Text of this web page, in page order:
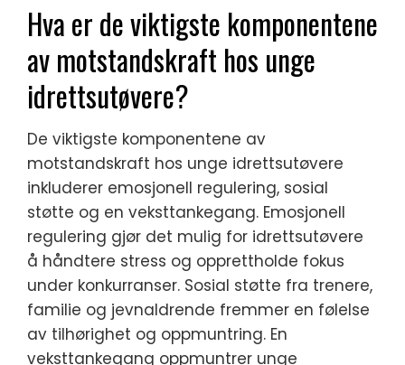
Hva er de viktigste komponentene
av motstandskraft hos unge
idrettsutøvere?
De viktigste komponentene av
motstandskraft hos unge idrettsutøvere
inkluderer emosjonell regulering, sosial
støtte og en veksttankegang. Emosjonell
regulering gjør det mulig for idrettsutøvere
å håndtere stress og opprettholde fokus
under konkurranser. Sosial støtte fra trenere,
familie og jevnaldrende fremmer en følelse
av tilhørighet og oppmuntring. En
veksttankegang oppmuntrer unge